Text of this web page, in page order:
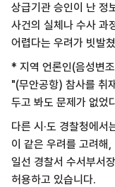
상급기관 승인이 난 정
사건의 실체나 수사 과
어렵다는 우려가 빗발
* 지역 언론인(음성변
"(무안공항) 참사를 취
두고 봐도 문제가 없었
다른 시·도 경찰청에서
이 같은 우려를 고려해,
일선 경찰서 수서부서
허용하고 있습니다.